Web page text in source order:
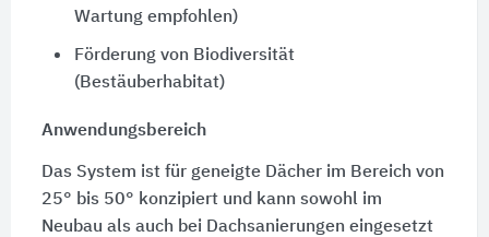
Wartung empfohlen)
Förderung von Biodiversität
(Bestäuberhabitat)
Anwendungsbereich
Das System ist für geneigte Dächer im Bereich von
25° bis 50° konzipiert und kann sowohl im
Neubau als auch bei Dachsanierungen eingesetzt